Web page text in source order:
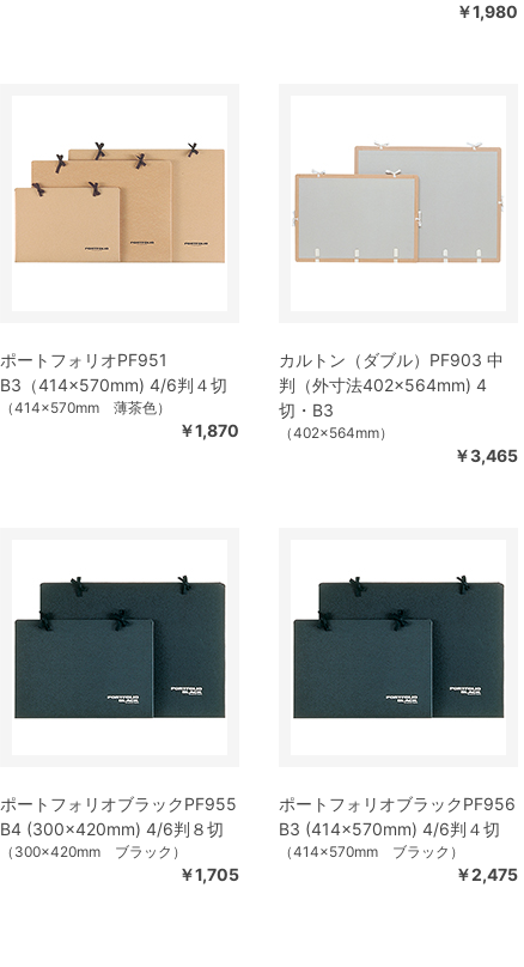
￥1,980
ポートフォリオPF951
B3（414×570mm) 4/6判４切
（414×570mm 薄茶色）
￥1,870
カルトン（ダブル）PF903 中
判（外寸法402×564mm) 4
切・B3
（402×564mm）
￥3,465
ポートフォリオブラックPF955
B4 (300×420mm) 4/6判８切
（300×420mm ブラック）
￥1,705
ポートフォリオブラックPF956
B3 (414×570mm) 4/6判４切
（414×570mm ブラック）
￥2,475